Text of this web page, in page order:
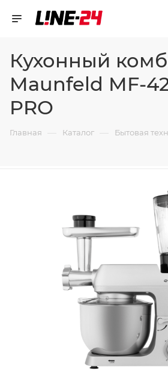
Кухонный
Maunfeld MF-
PRO
Главная — Каталог — Бытовая